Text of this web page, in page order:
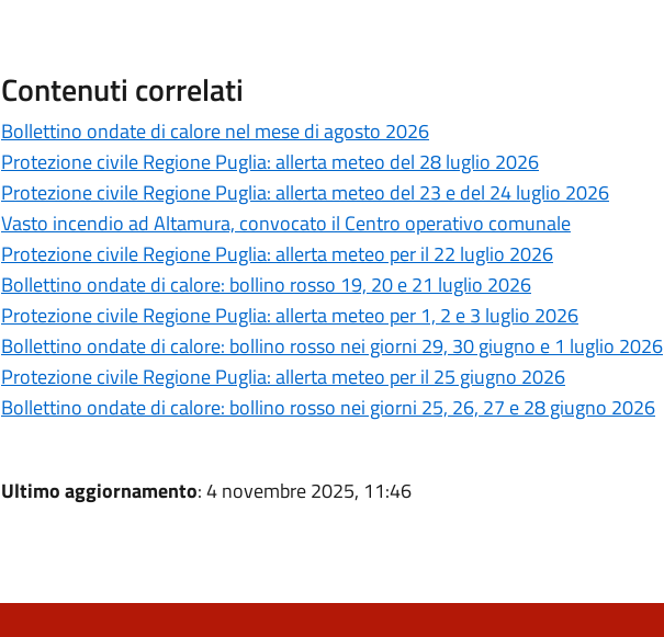
Contenuti correlati
Bollettino ondate di calore nel mese di agosto 2026
Protezione civile Regione Puglia: allerta meteo del 28 luglio 2026
Protezione civile Regione Puglia: allerta meteo del 23 e del 24 luglio 2026
Vasto incendio ad Altamura, convocato il Centro operativo comunale
Protezione civile Regione Puglia: allerta meteo per il 22 luglio 2026
Bollettino ondate di calore: bollino rosso 19, 20 e 21 luglio 2026
Protezione civile Regione Puglia: allerta meteo per 1, 2 e 3 luglio 2026
Bollettino ondate di calore: bollino rosso nei giorni 29, 30 giugno e 1 luglio 2026
Protezione civile Regione Puglia: allerta meteo per il 25 giugno 2026
Bollettino ondate di calore: bollino rosso nei giorni 25, 26, 27 e 28 giugno 2026
Ultimo aggiornamento: 4 novembre 2025, 11:46